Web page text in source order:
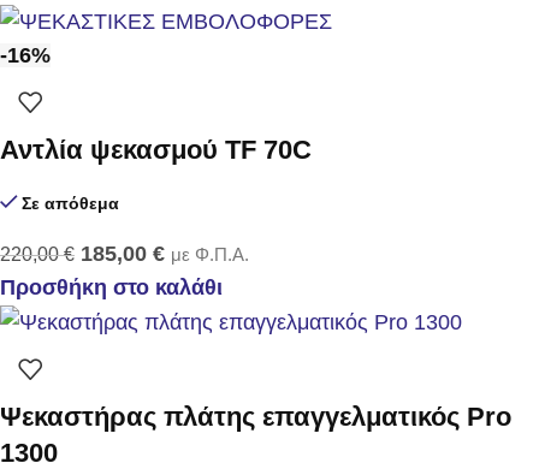
-16%
Αντλία ψεκασμού TF 70C
Σε απόθεμα
220,00€ 185,00 € με Φ.Π.Α.
Προσθήκη στο καλάθι
Ψεκαστήρας πλάτης επαγγελματικός Pro
1300